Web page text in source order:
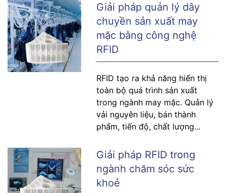
Giải pháp quản lý dây
chuyền sản xuất may
mặc bằng công nghệ
RFID
RFID tạo ra khả năng hiển thị
toàn bộ quá trình sản xuất
trong ngành may mặc. Quản lý
vải nguyên liệu, bán thành
phẩm, tiến độ, chất lượng...
Giải pháp RFID trong
ngành chăm sóc sức
khoẻ